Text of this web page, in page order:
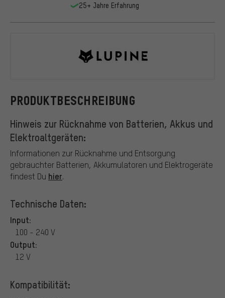
PRODUKTBESCHREIBUNG
Hinweis zur Rücknahme von Batterien, Akkus und
Elektroaltgeräten:
Informationen zur Rücknahme und Entsorgung
gebrauchter Batterien, Akkumulatoren und Elektrogeräte
findest Du hier.
Technische Daten:
Input:
100 - 240 V
Output:
12 V
Kompatibilität:
25+ Jahre Erfahrung